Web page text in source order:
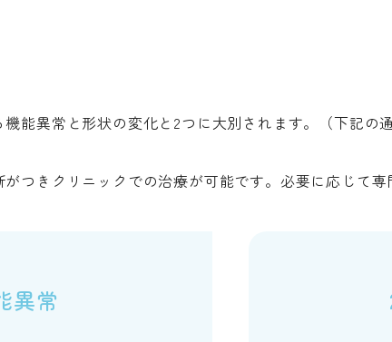
能異常と形状の変化と2つに大別されます。（下記の
つきクリニックでの治療が可能です。必要に応じて専
異常